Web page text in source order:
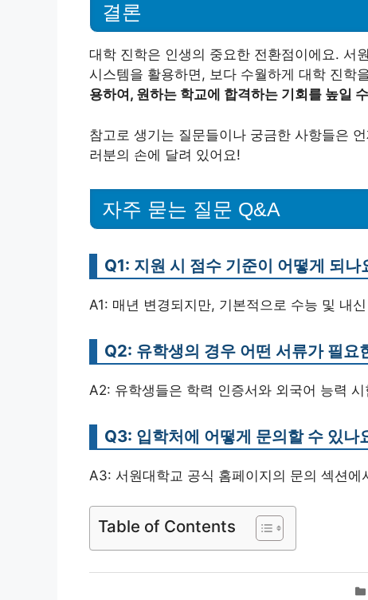
결론
대학 진학은 인생의 중요한 전환점이에요. 서
시스템을 활용하면, 보다 수월하게 대학 진학
용하여, 원하는 학교에 합격하는 기회를 높일
참고로 생기는 질문들이나 궁금한 사항들은
러분의 손에 달려 있어요!
자주 묻는 질문 Q&A
Q1: 지원 시 점수 기준이 어떻게 되나
A1: 매년 변경되지만, 기본적으로 수능 및 내
Q2: 유학생의 경우 어떤 서류가 필요
A2: 유학생들은 학력 인증서와 외국어 능력
Q3: 입학처에 어떻게 문의할 수 있나
A3: 서원대학교 공식 홈페이지의 문의 섹션
Table of Contents